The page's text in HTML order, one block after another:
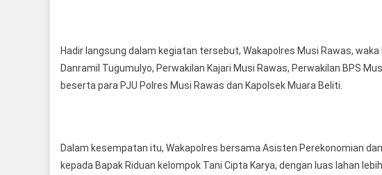
Dalam
Rangka
Mendukung
Hadir langsung dalam kegiatan tersebut, Wakapolres Musi Rawas, waka
Danramil Tugumulyo, Perwakilan Kajari Musi Rawas, Perwakilan BPS
beserta para PJU Polres Musi Rawas dan Kapolsek Muara Beliti.
Dalam kesempatan itu, Wakapolres bersama Asisten Perekonomian
kepada Bapak Riduan kelompok Tani Cipta Karya, dengan luas lahan